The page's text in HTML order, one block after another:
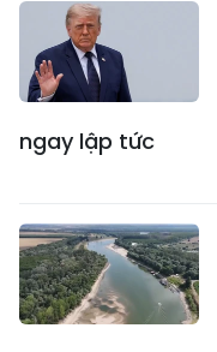
ngay lập tức